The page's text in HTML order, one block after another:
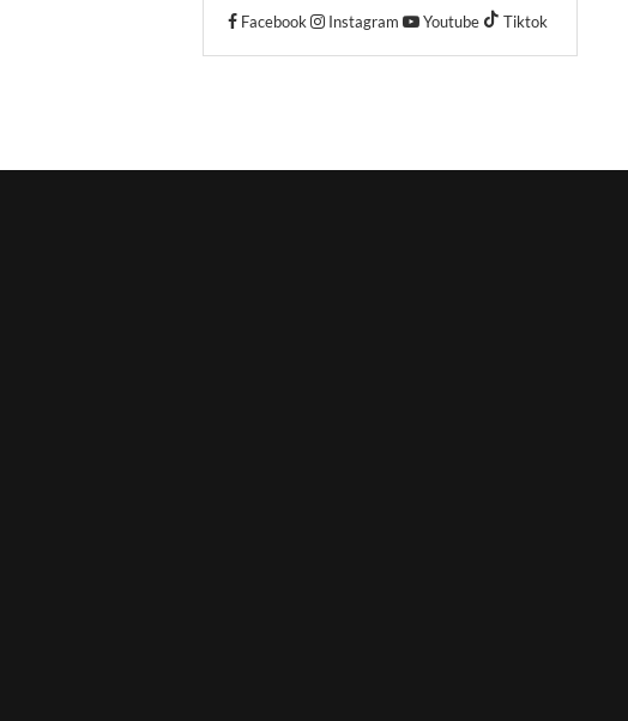
Facebook Instagram Youtube Tiktok